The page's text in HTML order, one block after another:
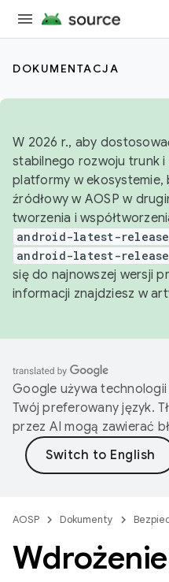
DOKUMENTACJA
W 2026 r., aby
stabilnego rozwoju trunk
platformy w ekosystemie,
źródłowy w AOSP w
tworzenia i
android-latest-release
android-latest-release
się do najnowszej wersji
informacji znajdziesz w
Google używa
Twój preferowany język.
przez AI mogą zawierać
AOSP Dokumenty